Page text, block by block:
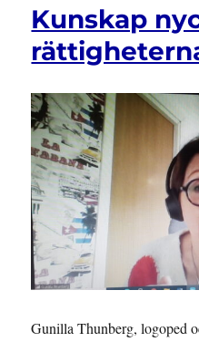
Kunskap
Gunilla Thunberg, logoped